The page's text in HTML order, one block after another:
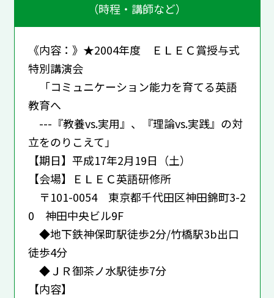
（時程・講師など）
《内容：》★2004年度 ＥＬＥＣ賞授与式
特別講演会
「コミュニケーション能力を育てる英語
教育へ
---『教養vs.実用』、『理論vs.実践』の対
立をのりこえて」
【期日】平成17年2月19日（土）
【会場】ＥＬＥＣ英語研修所
〒101-0054 東京都千代田区神田錦町3-2
0 神田中央ビル9F
◆地下鉄神保町駅徒歩2分/竹橋駅3b出口
徒歩4分
◆ＪＲ御茶ノ水駅徒歩7分
【内容】